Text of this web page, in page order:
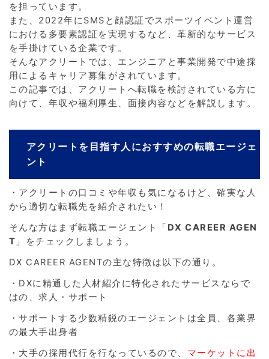
を担っています。
また、2022年にSMSと顔認証でスポーツイベント運営
における多要素認証を実現するなど、革新的なサービス
を手掛けている企業です。
そんなアクリートでは、エンジニアと事業開発で中途採
用によるキャリア募集がされています。
この記事では、アクリートへ転職を検討されている方に
向けて、年収や福利厚生、面接内容などを解説します。
アクリートを目指す人におすすめの転職エージェ
ント
・アクリートの口コミや年収も気になるけど、確実な人
から適切な転職先を紹介されたい！
そんな方はまず転職エージェント「 DX CAREER AGEN
T 」をチェックしましょう。
DX CAREER AGENTの主な特徴は以下の通り。
・DXに精通した人材紹介に特化されたサービスならで
はの、求人・サポート
・サポートする少数精鋭のエージェントは全員、各業界
の最大手出身者
・大手の採用代行を行なっているので、 マーケットに出